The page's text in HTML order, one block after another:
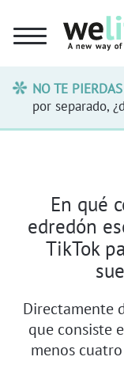
NO TE PIERDAS
por separado,
En qué
edredón
TikTok
Directamente
que consiste
menos